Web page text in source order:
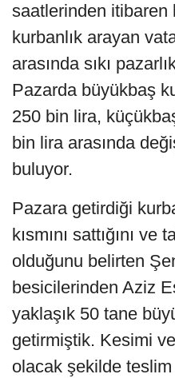
saatlerinden itibaren
kurbanlık arayan
arasında sıkı
Pazarda büyükbaş
250 bin lira,
bin lira arasında
buluyor.
Pazara getirdiği
kısmını sattığını
olduğunu belirten
besicilerinden Aziz
yaklaşık 50 tane
getirmiştik. Kesimi
olacak şekilde teslim